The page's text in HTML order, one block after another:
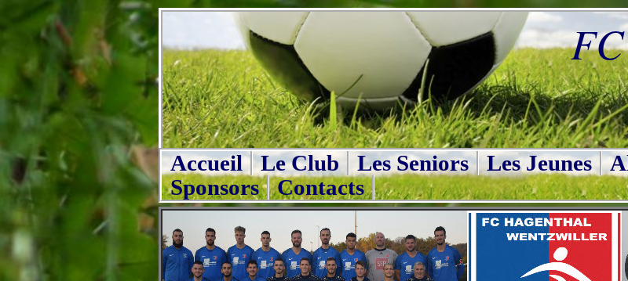
Accueil Le Club Les Seniors Les Jeunes
Sponsors
Contacts